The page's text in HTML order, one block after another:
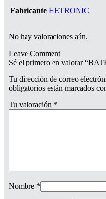
Fabricante HETRONIC
No hay valoraciones aún.
Leave Comment
Sé el primero en valorar
Tu dirección de correo
obligatorios están marcados
Tu valoración *
Nombre *